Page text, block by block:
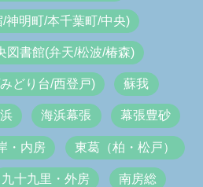
神明町/本千葉町/中央)
図書館(弁天/松波/椿森)
どり台/西登戸) 蘇我
海浜幕張 幕張豊砂
・内房 東葛（柏・松戸）
九十九里・外房 南房総